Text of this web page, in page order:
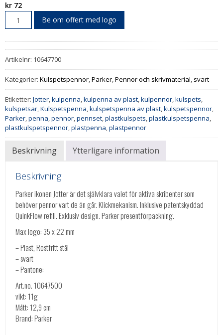
kr 72
Be om offert med logo
Artikelnr: 10647700
Kategorier: Kulspetspennor,Parker,Pennor och skrivmaterial, svart
Etiketter: Jotter,kulpenna,kulpenna av plast,kulpennor,kulspets,
kulspetsar,Kulspetspenna,kulspetspenna av plast,kulspetspennor,
Parker,penna,pennor,pennset,plastkulspets,plastkulspetspenna,
plastkulspetspennor,plastpenna,plastpennor
Beskrivning Ytterligare information
Beskrivning
Parker ikonen Jotter är det självklara valet för aktiva skribenter som
behöver pennor vart de än går. Klickmekanism. Inklusive patentskyddad
QuinkFlow refill. Exklusiv design. Parker presentförpackning.
Max logo: 35 x 22 mm
– Plast, Rostfritt stål
– svart
– Pantone:
Art.no. 10647500
vikt: 11g
Mått: 12,9 cm
Brand: Parker